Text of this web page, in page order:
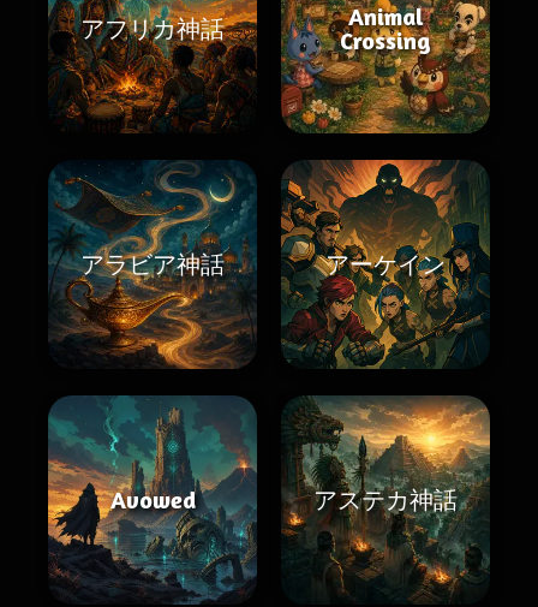
アフリカ神話
Animal
Crossing
アラビア神話 アーケイン
Avowed アステカ神話